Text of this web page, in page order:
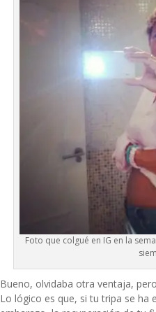
Foto que colgué en IG en la
Bueno, olvidaba otra ventaja,
Lo lógico es que, si tu tripa se ha